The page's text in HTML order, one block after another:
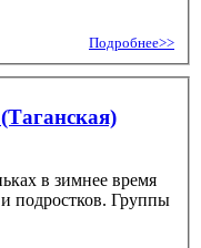
Подробнее>>
в зимнее время
подростков. Группы